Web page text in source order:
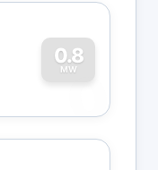
0.8
MW
0